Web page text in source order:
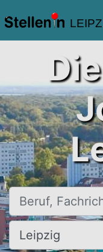
Beruf, Fachrichtung,
Ort, Stadt